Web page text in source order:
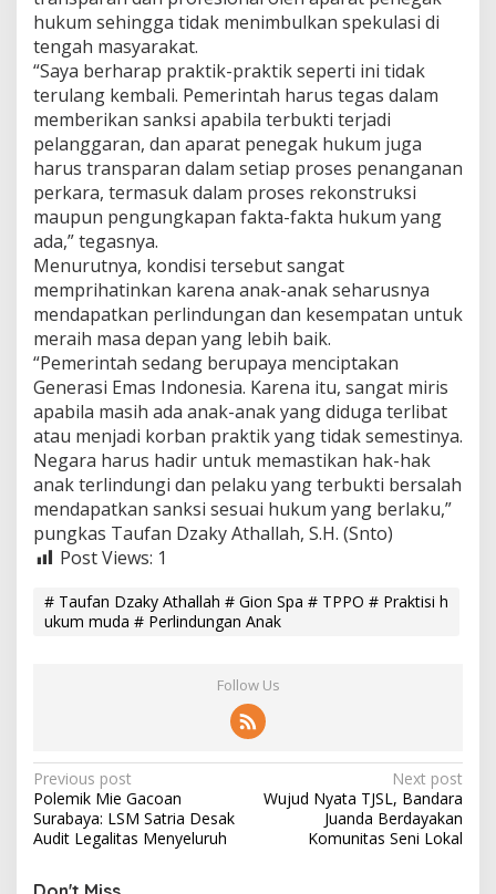
hukum sehingga tidak menimbulkan spekulasi di
tengah masyarakat.
“Saya berharap praktik-praktik seperti ini tidak
terulang kembali. Pemerintah harus tegas dalam
memberikan sanksi apabila terbukti terjadi
pelanggaran, dan aparat penegak hukum juga
harus transparan dalam setiap proses penanganan
perkara, termasuk dalam proses rekonstruksi
maupun pengungkapan fakta-fakta hukum yang
ada,” tegasnya.
Menurutnya, kondisi tersebut sangat
memprihatinkan karena anak-anak seharusnya
mendapatkan perlindungan dan kesempatan untuk
meraih masa depan yang lebih baik.
“Pemerintah sedang berupaya menciptakan
Generasi Emas Indonesia. Karena itu, sangat miris
apabila masih ada anak-anak yang diduga terlibat
atau menjadi korban praktik yang tidak semestinya.
Negara harus hadir untuk memastikan hak-hak
anak terlindungi dan pelaku yang terbukti bersalah
mendapatkan sanksi sesuai hukum yang berlaku,”
pungkas Taufan Dzaky Athallah, S.H. (Snto)
Post Views: 1
# Taufan Dzaky Athallah # Gion Spa # TPPO # Praktisi h
ukum muda # Perlindungan Anak
Follow Us
P
o
s
t
Previous post
Polemik Mie Gacoan
Surabaya: LSM Satria Desak
Audit Legalitas Menyeluruh
Next post
Wujud Nyata TJSL, Bandara
Juanda Berdayakan
Komunitas Seni Lokal